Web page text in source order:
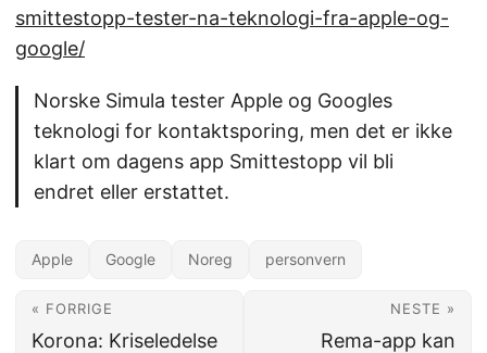
smittestopp-tester-na-teknologi-fra-apple-og-
google/
Norske Simula tester Apple og Googles
teknologi for kontaktsporing, men det er ikke
klart om dagens app Smittestopp vil bli
endret eller erstattet.
Apple Google Noreg personvern
« FORRIGE
Korona: Kriseledelse
NESTE »
Rema-app kan